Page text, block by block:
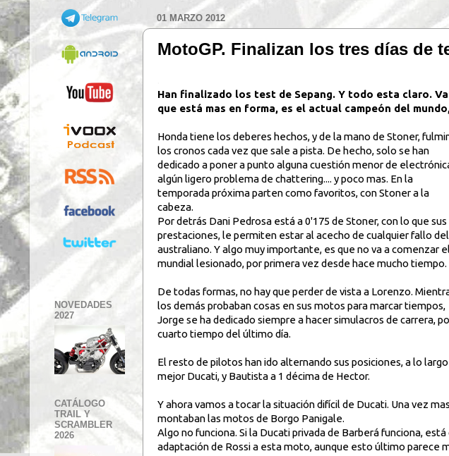
01 MARZO 2012
MotoGP. Finalizan los tres días de
Han finalizado los test de Sepang. Y todo esta claro.
que está mas en forma, es el actual campeón del
Honda tiene los deberes hechos, y de la mano de Stoner,
los cronos cada vez que sale a pista. De hecho, solo se han
dedicado a poner a punto alguna cuestión menor de
algún ligero problema de chattering.... y poco mas. En la
temporada próxima parten como favoritos, con Stoner a la
cabeza.
Por detrás Dani Pedrosa está a 0'175 de Stoner, con lo que sus
prestaciones, le permiten estar al acecho de cualquier fallo del
australiano. Y algo muy importante, es que no va a comenzar el
mundial lesionado, por primera vez desde hace mucho tiempo.
De todas formas, no hay que perder de vista a Lorenzo.
los demás probaban cosas en sus motos para marcar tiempos,
Jorge se ha dedicado siempre a hacer simulacros de carrera,
cuarto tiempo del último día.
El resto de pilotos han ido alternando sus posiciones, a lo
mejor Ducati, y Bautista a 1 décima de Hector.
Y ahora vamos a tocar la situación difícil de Ducati. Una vez
montaban las motos de Borgo Panigale.
Algo no funciona. Si la Ducati privada de Barberá funciona,
adaptación de Rossi a esta moto, aunque esto último parece
NOVEDADES
2027
CATÁLOGO
TRAIL Y
SCRAMBLER
2026